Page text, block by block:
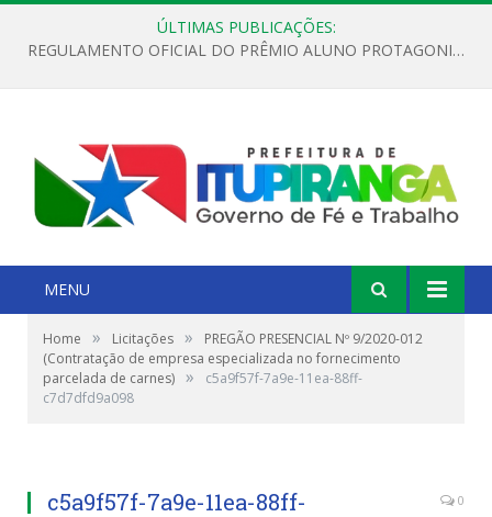
ÚLTIMAS PUBLICAÇÕES:
REGULAMENTO OFICIAL DO PRÊMIO ALUNO PROTAGONISTA – EDIÇÃO 2026
MENU
Home » Licitações »
PREGÃO PRESENCIAL Nº 9/2020-012
(Contratação de empresa especializada no fornecimento
parcelada de carnes) »
c5a9f57f-7a9e-11ea-88ff-
c7d7dfd9a098
c5a9f57f-7a9e-11ea-88ff-
0